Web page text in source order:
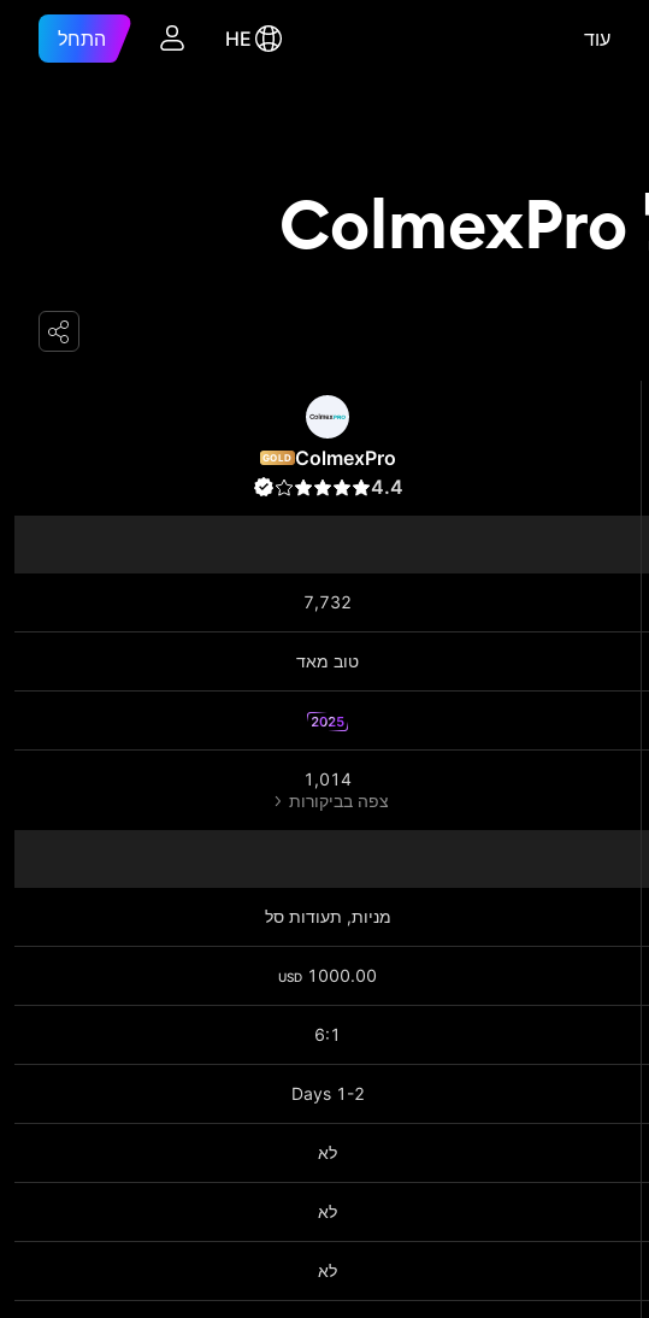
עוד HE התחל
ColmexPro
GOLD
4.4
7,732
טוב מאד
2025
1,014
צפה בביקורות
מניות‏, תעודות סל
1000.00
USD
6:1
1-2 Days
לא
לא
לא